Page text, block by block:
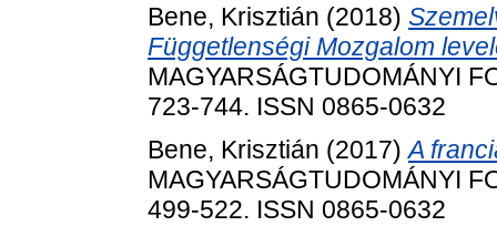
Bene, Krisztián (2018)
Függetlenségi Mozgalom
MAGYARSÁGTUDOMÁNYI
723-744. ISSN 0865-0632
Bene, Krisztián (2017)A
MAGYARSÁGTUDOMÁNYI
499-522. ISSN 0865-0632